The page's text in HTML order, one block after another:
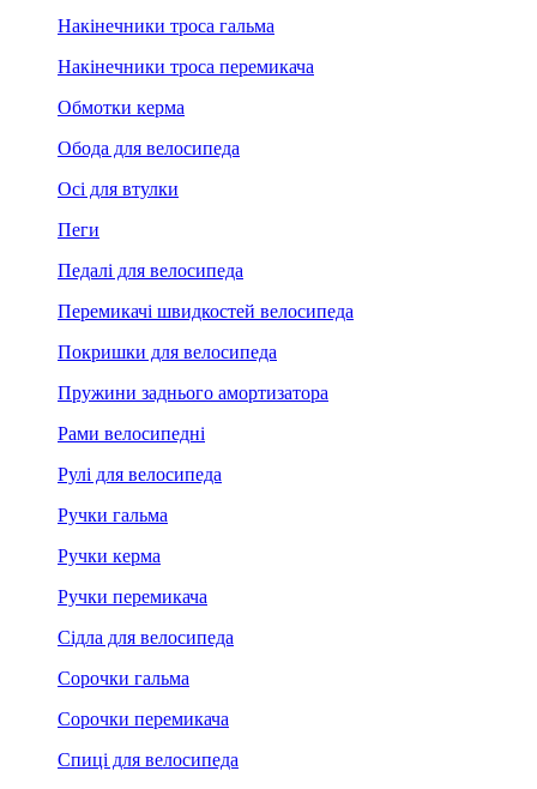
Накінечники троса гальма
Накінечники троса перемикача
Обмотки керма
Обода для велосипеда
Осі для втулки
Пеги
Педалі для велосипеда
Перемикачі швидкостей велосипеда
Покришки для велосипеда
Пружини заднього амортизатора
Рами велосипедні
Рулі для велосипеда
Ручки гальма
Ручки керма
Ручки перемикача
Сідла для велосипеда
Сорочки гальма
Сорочки перемикача
Спиці для велосипеда